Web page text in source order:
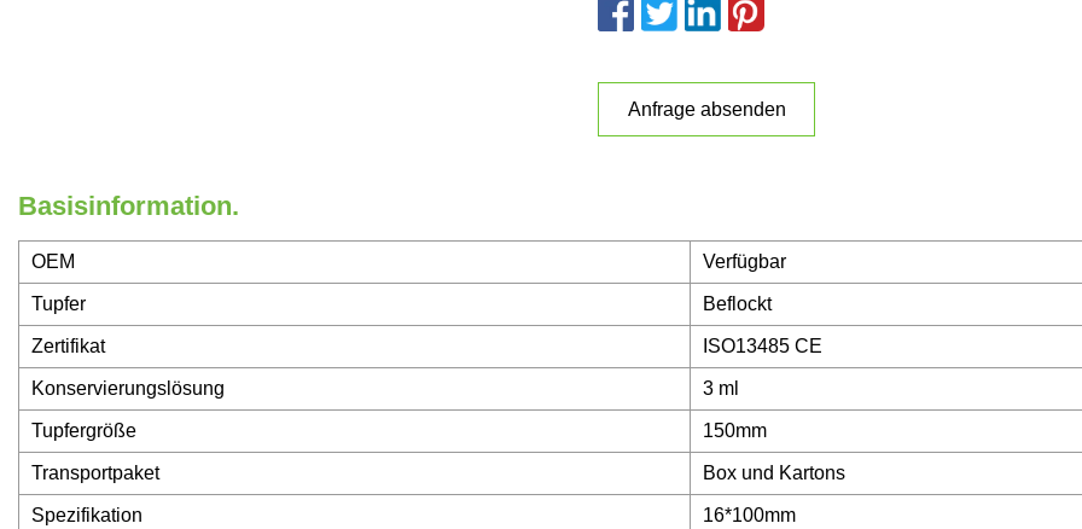
Anfrage absenden
Basisinformation.
OEM Verfügbar
Tupfer Beflockt
Zertifikat ISO13485 CE
Konservierungslösung 3 ml
Tupfergröße 150mm
Transportpaket Box und Kartons
Spezifikation 16*100mm